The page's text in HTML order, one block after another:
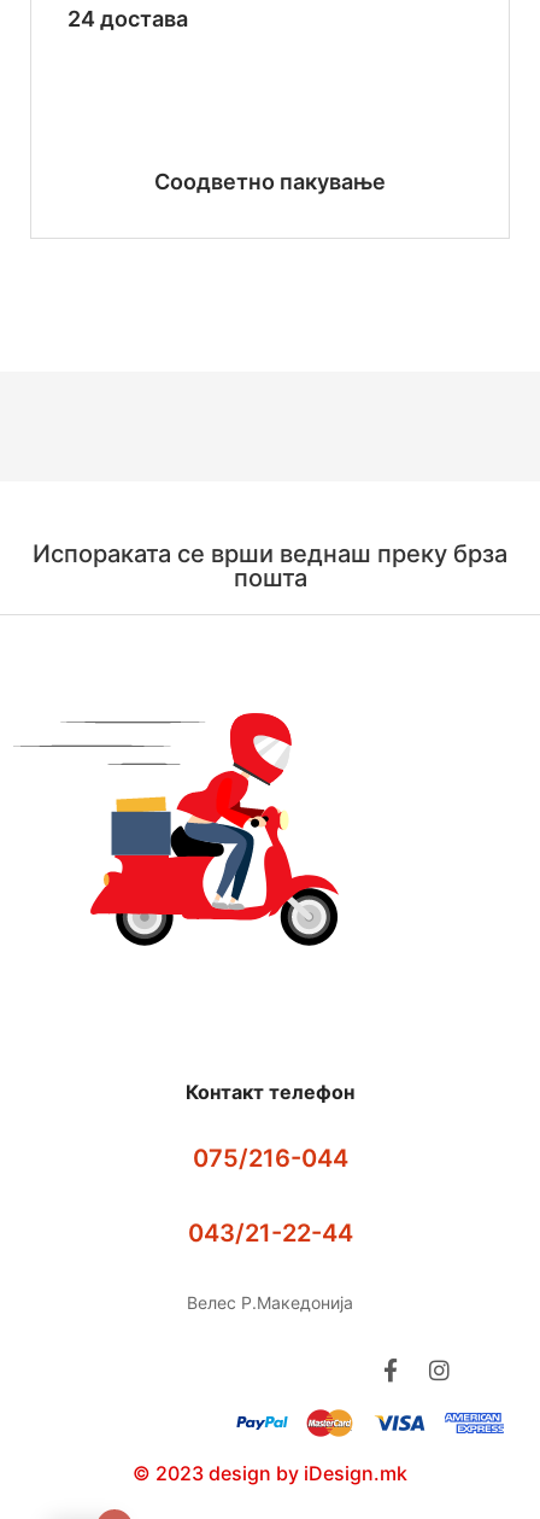
24 достава
Соодветно пакување
Испораката се врши веднаш преку брза
пошта
Контакт телефон
075/216-044
043/21-22-44
Велес Р.Македонија
© 2023 design by iDesign.mk